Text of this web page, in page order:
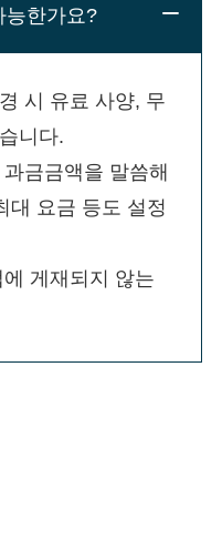
능한가요?
시 유료 사양, 무
니다.
금금액을 말씀해
대 요금 등도 설정
게재되지 않는